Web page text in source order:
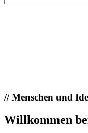
//Menschen und
Willkommen